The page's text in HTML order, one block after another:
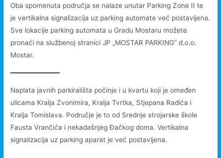
Oba spomenuta područja se nalaze unutar Parking Zone II te
je vertikalna signalizacija uz parking automate već postavljena.
Sve lokacije parking automata u Gradu Mostaru možete
pronaći na službenoj stranici JP „MOSTAR PARKING“ d.o.o.
Mostar.
Naplata javnih parkirališta počinje i u kvartu koji je omeđen
ulicama Kralja Zvonimira, Kralja Tvrtka, Stjepana Radića i
Kralja Tomislava. Područje je to od Srednje strojarske škole
Fausta Vrančića i nekadašnjeg Đačkog doma. Vertikalna
signalizacija uz parking aparat je već postavljena.